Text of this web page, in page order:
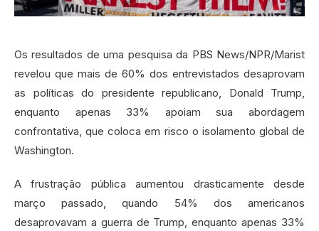
Os resultados de uma pesquisa da PBS News/NPR/Marist
revelou que mais de 60% dos entrevistados desaprovam
as políticas do presidente republicano, Donald Trump,
enquanto apenas 33% apoiam sua abordagem
confrontativa, que coloca em risco o isolamento global de
Washington.
A frustração pública aumentou drasticamente desde
março passado, quando 54% dos americanos
desaprovavam a guerra de Trump, enquanto apenas 33%